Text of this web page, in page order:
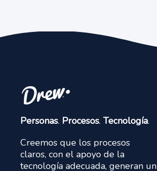
Personas. Procesos. Tecnología.
Creemos que los procesos
claros, con el apoyo de la
tecnología adecuada, generan un